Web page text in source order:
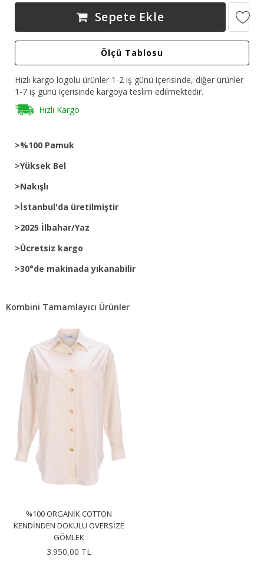
Sepete Ekle
Ölçü Tablosu
Hızlı kargo logolu ürünler 1-2 iş günü içerisinde, diğer ürünler
1-7 iş günü içerisinde kargoya teslim edilmektedir.
Hızlı Kargo
>%100 Pamuk
>Yüksek Bel
>Nakışlı
>İstanbul'da üretilmiştir
>2025 İlbahar/Yaz
>Ücretsiz kargo
>30°de makinada yıkanabilir
Kombini Tamamlayıcı Ürünler
%100 ORGANIK COTTON
KENDINDEN DOKULU OVERSIZE
GÖMLEK
3.950,00 TL